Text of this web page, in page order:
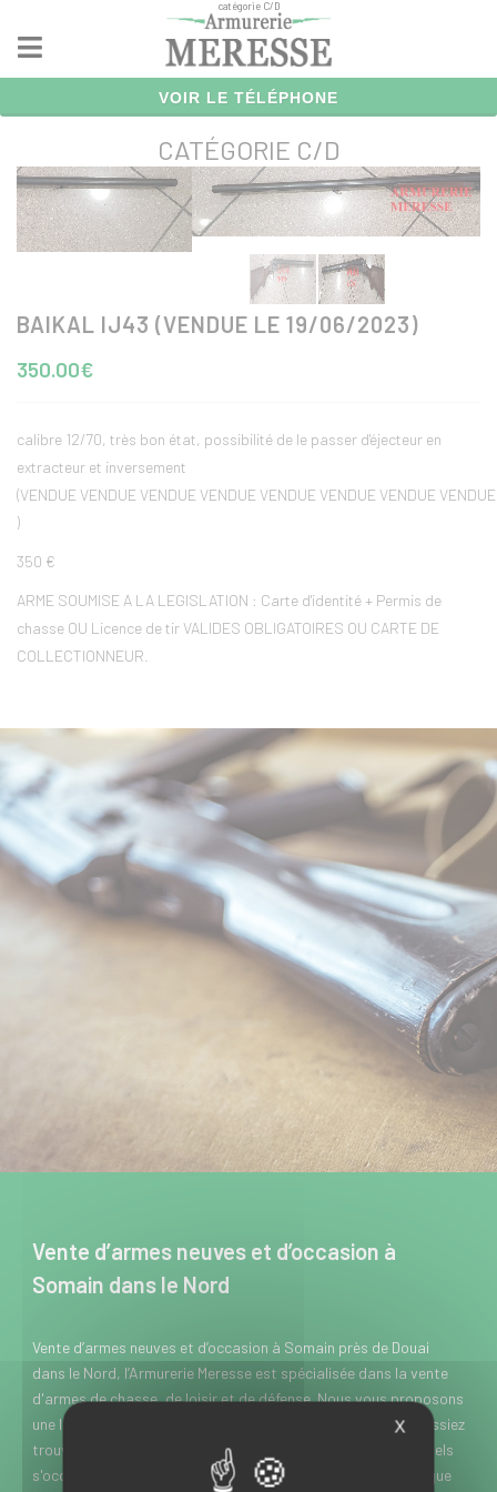
catégorie C/D
VOIR LE TÉLÉPHONE
CATÉGORIE C/D
BAIKAL IJ43 (VENDUE LE 19/06/2023)
350.00€
calibre 12/70, très bon état, possibilité de le passer d'éjecteur en
extracteur et inversement
(VENDUE VENDUE VENDUE VENDUE VENDUE VENDUE VENDUE
)
350 €
ARME SOUMISE A LA LEGISLATION : Carte d'identité + Permis de
chasse OU Licence de tir VALIDES OBLIGATOIRES OU CARTE DE
COLLECTIONNEUR.
Vente d’armes neuves et d’occasion à
Somain dans le Nord
Vente d’armes neuves et d’occasion à Somain près de Douai
dans le Nord, l’Armurerie Meresse est spécialisée dans la vente
d'armes de chasse, de loisir et de défense. Nous vous proposons
une large gamme de marques et modèles, pour que vous puissiez
trouver rapidement chaussure à votre pied. Nos professionnels
s'occupent également de la réparation, de l'entretien, ainsi que
Panneau de gestion des cookies
X